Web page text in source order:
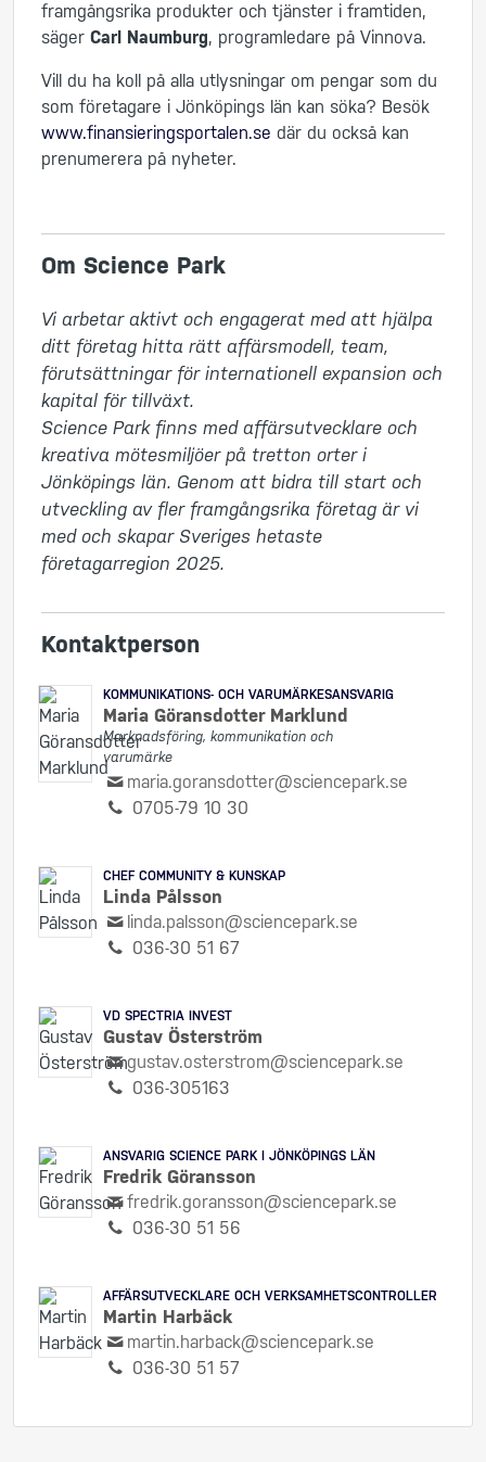
framgångsrika produkter och tjänster i framtiden,
säger Carl Naumburg, programledare på Vinnova.
Vill du ha koll på alla utlysningar om pengar som du
som företagare i Jönköpings län kan söka? Besök
www.finansieringsportalen.se där du också kan
prenumerera på nyheter.
Om Science Park
Vi arbetar aktivt och engagerat med att hjälpa
ditt företag hitta rätt affärsmodell, team,
förutsättningar för internationell expansion och
kapital för tillväxt.
Science Park finns med affärsutvecklare och
kreativa mötesmiljöer på tretton orter i
Jönköpings län. Genom att bidra till start och
utveckling av fler framgångsrika företag är vi
med och skapar Sveriges hetaste
företagarregion 2025.
Kontaktperson
KOMMUNIKATIONS- OCH VARUMÄRKESANSVARIG
Maria Göransdotter Marklund
Marknadsföring, kommunikation och
varumärke
maria.goransdotter@sciencepark.se
0705-79 10 30
CHEF COMMUNITY & KUNSKAP
Linda Pålsson
linda.palsson@sciencepark.se
036-30 51 67
VD SPECTRIA INVEST
Gustav Österström
gustav.osterstrom@sciencepark.se
036-305163
ANSVARIG SCIENCE PARK I JÖNKÖPINGS LÄN
Fredrik Göransson
fredrik.goransson@sciencepark.se
036-30 51 56
AFFÄRSUTVECKLARE OCH VERKSAMHETSCONTROLLER
Martin Harbäck
martin.harback@sciencepark.se
036-30 51 57